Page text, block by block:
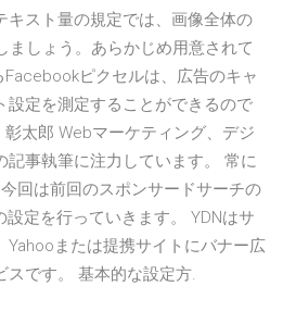
キスト量の規定では、画像全体の
ましょう。あらかじめ用意されて
ピクセルは、広告のキャ
設定を測定することができるので
太郎 Webマーケティング、デジ
記事執筆に注力しています。 常に
回は前回のスポンサードサーチの
定を行っていきます。 YDNはサ
Yahooまたは提携サイトにバナー広
です。 基本的な設定方.